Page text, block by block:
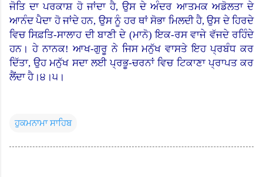
ਜੋਤਿ ਦਾ ਪਰਕਾਸ਼ ਹੋ ਜਾਂਦਾ ਹੈ, ਉਸ ਦੇ ਅੰਦਰ ਆਤਮਕ ਅਡੋਲਤਾ ਦੇ
ਆਨੰਦ ਪੈਦਾ ਹੋ ਜਾਂਦੇ ਹਨ,ਉਸ ਨੂੰ ਹਰ ਥਾਂ ਸੋਭਾ ਮਿਲਦੀ ਹੈ, ਉਸ ਦੇ ਹਿਰਦੇ
ਵਿਚ ਸਿਫ਼ਤਿ-ਸਾਲਾਹ ਦੀ ਬਾਣੀ ਦੇ (ਮਾਨੋ)ਇਕ-ਰਸ ਵਾਜੇ ਵੱਜਦੇ ਰਹਿੰਦੇ
ਹਨ। ਹੇ ਨਾਨਕ! ਆਖ-ਗੁਰੂ ਨੇ ਜਿਸ ਮਨੁੱਖ ਵਾਸਤੇ ਇਹ ਪ੍ਰਬੰਧ ਕਰ
ਦਿੱਤਾ, ਉਹ ਮਨੁੱਖ ਸਦਾ ਲਈ ਪ੍ਰਭੂ-ਚਰਨਾਂ ਵਿਚ ਟਿਕਾਣਾ ਪ੍ਰਾਪਤ ਕਰ
ਲੈਂਦਾ ਹੈ।੪।੫।
ਹੁਕਮਨਾਮਾ ਸਾਹਿਬ